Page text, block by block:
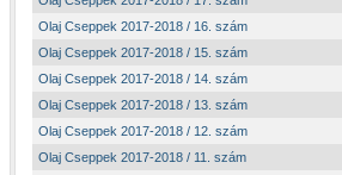
Olaj Cseppek 2017-2018 / 16. szám
Olaj Cseppek 2017-2018 / 15. szám
Olaj Cseppek 2017-2018 / 14. szám
Olaj Cseppek 2017-2018 / 13. szám
Olaj Cseppek 2017-2018 / 12. szám
Olaj Cseppek 2017-2018 / 11. szám